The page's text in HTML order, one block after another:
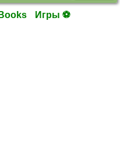
Books Игры ⚽